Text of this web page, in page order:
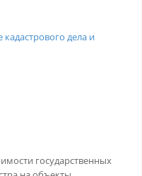
дела и
государственных